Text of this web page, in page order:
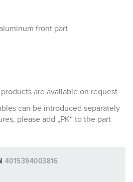
front part
are available on request
can be introduced separately
please add „PK“ to the part
4015394003816